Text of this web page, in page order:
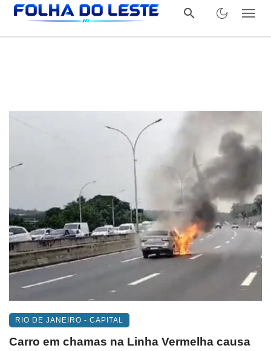
RIO DE JANEIRO - CAPITAL
Carro em chamas na Linha Vermelha causa